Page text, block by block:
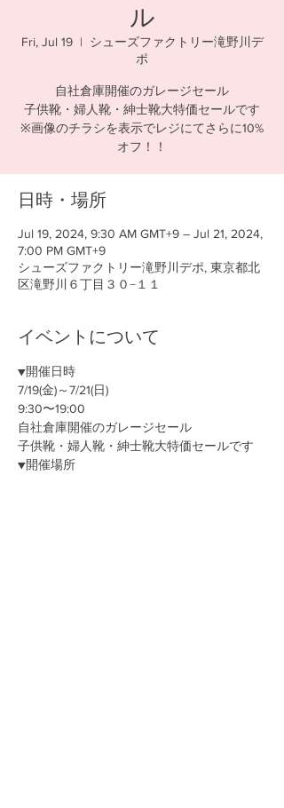
ル
Fri, Jul 19
  |
シューズファクトリー滝野川デ
ポ
自社倉庫開催のガレージセール
子供靴・婦人靴・紳士靴大特価セールです
※画像のチラシを表示でレジにてさらに10%
日時・場所
Jul 19, 2024, 9:30 AM GMT+9 – Jul 21, 2024,
7:00 PM GMT+9
シューズファクトリー滝野川デポ, 東京都北
区滝野川６丁目３０−１１
イベントについて
▼開催日時
7/19(金)～7/21(日)
9:30〜19:00​
自社倉庫開催のガレージセール
子供靴・婦人靴・紳士靴大特価セールです
▼開催場所